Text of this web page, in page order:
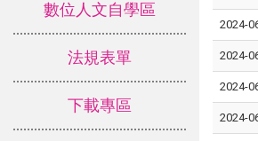
數位人文自學區
法規表單
下載專區
2024-
2024-
2024-
2024-